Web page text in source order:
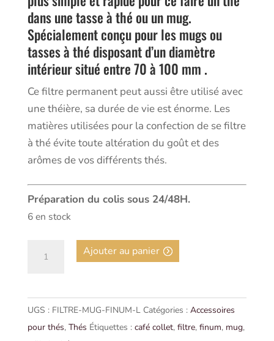
dans une tasse à thé ou un mug.
Spécialement conçu pour les mugs ou
tasses à thé disposant d’un diamètre
intérieur situé entre 70 à 100 mm .
Ce filtre permanent peut aussi être utilisé avec
une théière, sa durée de vie est énorme. Les
matières utilisées pour la confection de se filtre
à thé évite toute altération du goût et des
arômes de vos différents thés.
Préparation du colis sous 24/48H.
6 en stock
À
THÉ
POUR
Ajouter au panier
UGS : FILTRE-MUG-FINUM-L Catégories : Accessoires
pour thés, Thés Étiquettes : café collet, filtre, finum, mug,